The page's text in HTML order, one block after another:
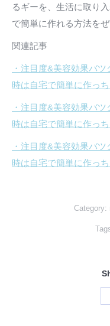
るギーを、生活に取り
で簡単に作れる方法を
関連記事
・注目度&美容効果バ
時は自宅で簡単に作っ
・注目度&美容効果バ
時は自宅で簡単に作っ
・注目度&美容効果バ
時は自宅で簡単に作っ
Category: